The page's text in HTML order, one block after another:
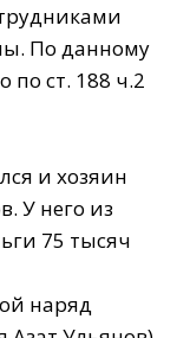
По данному
по ст. 188 ч.2
и хозяин
У него из
75 тысяч
наряд